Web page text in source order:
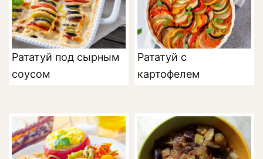
Рататуй под сырным
соусом
Рататуй с
картофелем